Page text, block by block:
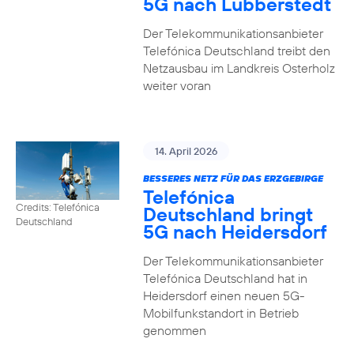
Der Telekommunikationsanbieter
Telefónica Deutschland treibt den
Netzausbau im Landkreis Osterholz
weiter voran
Credits: Telefónica
Deutschland
14. April 2026
BESSERES NETZ FÜR DAS ERZGEBIRGE
Telefónica
Deutschland bringt
5G nach Heidersdorf
Der Telekommunikationsanbieter
Telefónica Deutschland hat in
Heidersdorf einen neuen 5G-
Mobilfunkstandort in Betrieb
genommen